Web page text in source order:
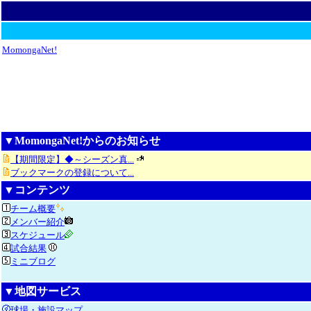
MomongaNet!
▼MomongaNet!からのお知らせ
【期間限定】◆～シーズン真...
ブックマークの登録について...
▼コンテンツ
チーム概要
メンバー紹介
スケジュール
試合結果
ミニブログ
▼地図サービス